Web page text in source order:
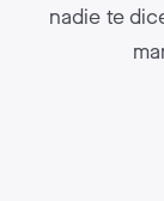
nadie te